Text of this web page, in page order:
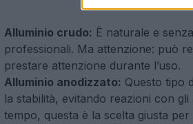
Alluminio crudo: È naturale e
professionali. Ma attenzione: può
prestare attenzione durante l’uso.
Alluminio anodizzato: Questo tipo
la stabilità, evitando reazioni con
tempo, questa è la scelta giusta per